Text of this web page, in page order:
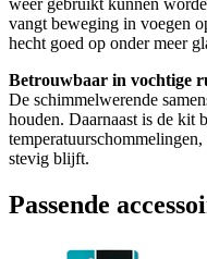
vangt beweging in voegen
hecht goed op onder meer
Betrouwbaar in vochtige
De schimmelwerende
houden. Daarnaast is de kit
stevig blijft.
Passende